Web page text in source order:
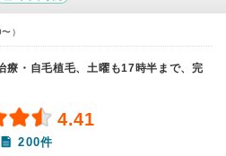
）
療・自毛植毛、土曜も17時半まで、完
4.41
200件